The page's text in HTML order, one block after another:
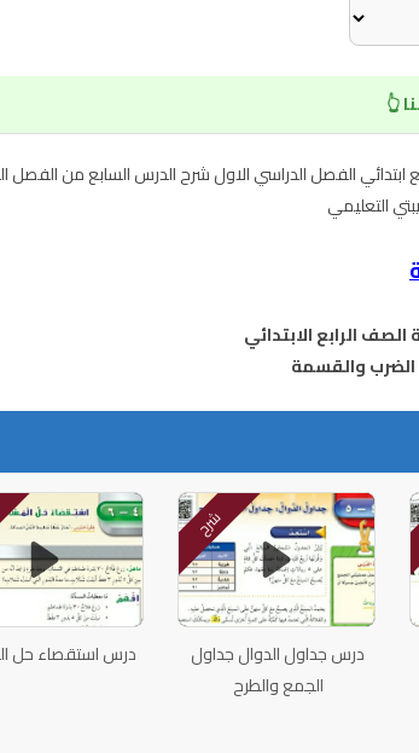
👆
الرابع الابتدائي
شرح
درس جداول الدوال جداول
الجمع والطرح
درس استقصاء حل